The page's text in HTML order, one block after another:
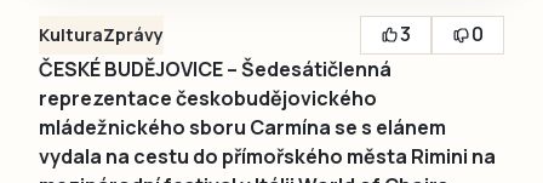
KulturaZprávy 3
0
ČESKÉ BUDĚJOVICE – Šedesátičlenná
reprezentace českobudějovického
mládežnického sboru Carmína se s elánem
vydala na cestu do přímořského města Rimini na